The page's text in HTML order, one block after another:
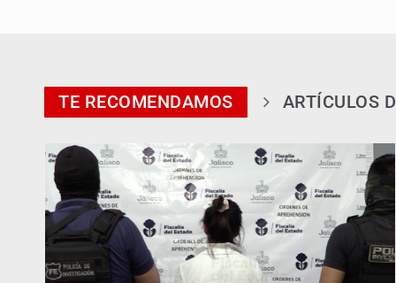
TE RECOMENDAMOS ARTÍCULOS